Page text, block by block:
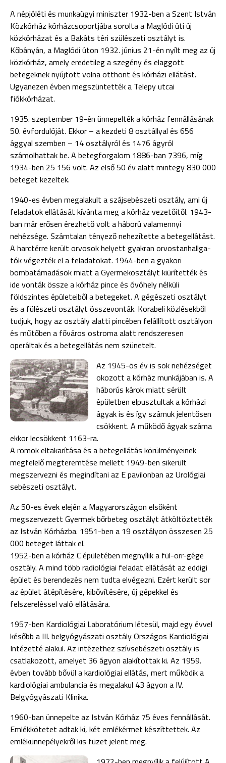
A népjóléti és munkaügyi miniszter 1932-ben a Szent István
Közkórház kórházcsoportjába so­rolta a Maglódi úti új
közkórházat és a Bakáts téri szülészeti osztályt is.
Kőbányán, a Mag­lódi úton 1932. június 21-én nyílt meg az új
közkórház, amely eredetileg a szegény és el­aggott
betegeknek nyújtott volna otthont és kórházi ellátást.
Ugyanezen évben megszün­tették a Telepy utcai
fiókkórházat.
1935. szeptember 19-én ünnepelték a kórház fennállásának
50. évfordulóját. Ekkor – a kezdeti 8 osztállyal és 656
ággyal szemben – 14 osztályról és 1476 ágyról
számolhattak be. A betegforgalom 1886-ban 7396, míg
1934-ben 25 156 volt. Az első 50 év alatt mintegy 830 000
beteget kezeltek.
1940-es évben megalakult a szájsebészeti osztály, ami új
feladatok ellátását kívánta meg a kórház vezetőitől. 1943-
ban már erősen érezhető volt a háború valamennyi
nehézsége. Számtalan ténye­ző nehezítette a betegellátást.
A harctérre került orvosok helyett gyakran orvostanhallga­
tók végezték el a feladatokat. 1944-ben a gyakori
bombatámadások miatt a Gyermekosz­tályt kiürítették és
ide vonták össze a kórház pince és óvóhely nélküli
földszintes épületei­ből a betegeket. A gégészeti osztályt
és a fülészeti osztályt összevonták. Korabeli közlések­ből
tudjuk, hogy az osztály alatti pincében felállított osztályon
és műtőben a főváros os­troma alatt rendszeresen
operáltak és a betegellátás nem szünetelt.
Az 1945-ös év is sok nehézséget
okozott a kórház munkájában is. A
háborús károk miatt sérült
épületben elpusztultak a kórházi
ágyak is és így számuk jelentősen
csökkent. A működő ágyak száma
ekkor lecsökkent 1163-ra.
A romok eltakarítása és a betegellátás körülményeinek
megfelelő megteremtése mel­lett 1949-ben sikerült
megszervezni és megindítani az E pavilonban az Urológiai
sebészeti osztályt.
Az 50-es évek elején a Magyarországon elsőként
megszervezett Gyermek bőrbeteg osztályt át­költöztették
az István Kórházba. 1951-ben a 19 osztályon összesen 25
000 beteget láttak el.
1952-ben a kórház C épületében megnyílik a fül-orr-gége
osztály. A mind több radiológiai feladat ellátását az eddigi
épület és berendezés nem tudta elvégezni. Ezért került sor
az épület átépítésére, kibővítésére, új gépek­kel és
felszereléssel való ellátására.
1957-ben Kardiológiai Laboratórium létesül, majd egy évvel
később a III. belgyógyászati osztály Országos Kardiológiai
Intézetté alakul. Az intézethez szívsebészeti osztály is
csatlakozott, amelyet 36 ágyon alakítottak ki. Az 1959.
évben tovább bővül a kardiológiai ellátás, mert működik a
kardiológiai ambulancia és megalakul 43 ágyon a IV.
Belgyógyászati Klinika.
1960-ban ünnepelte az István Kórház 75 éves fennállását.
Emlékkötetet adtak ki, két emlékérmet készíttettek. Az
emlékünnepélyekről kis füzet jelent meg.